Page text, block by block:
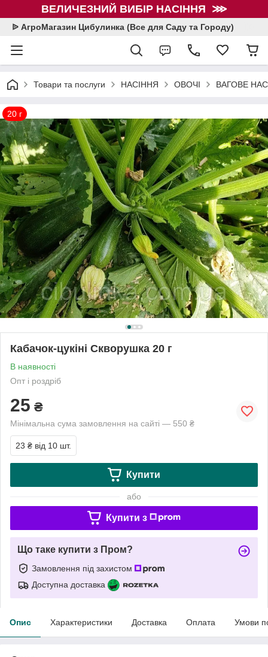
ВЕЛИЧЕЗНИЙ ВИБІР НАСІННЯ ⋙
ᐉ АгроМагазин Цибулинка (Все для Саду та Городу)
Товари та послуги НАСІННЯ ОВОЧІ ВАГОВЕ
20 г
Кабачок-цукіні Скворушка 20 г
В наявності
Опт і роздріб
25 ₴
Мінімальна сума замовлення на сайті — 550 ₴
23 ₴ від 10 шт.
Купити
або
Купити з
Що таке купити з Пром?
Замовлення під захистом
Доступна доставка
Опис Характеристики Доставка Оплата Умови